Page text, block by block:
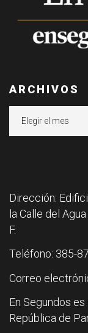
ARCHIVOS
Dirección:
la Calle del
F.
Teléfono: 385-
Correo
En Segundos
República de